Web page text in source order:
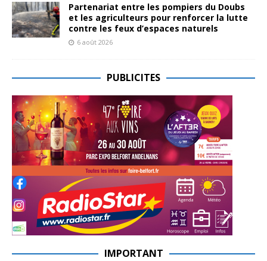
Partenariat entre les pompiers du Doubs
et les agriculteurs pour renforcer la lutte
contre les feux d’espaces naturels
6 août 2026
PUBLICITES
IMPORTANT